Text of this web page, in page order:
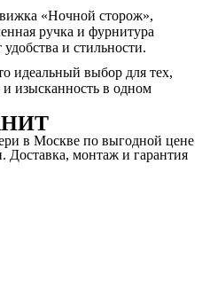
«Ночной сторож»,
ручка и фурнитура
и стильности.
идеальный выбор для тех,
изысканность в одном
в Москве по выгодной цене
монтаж и гарантия